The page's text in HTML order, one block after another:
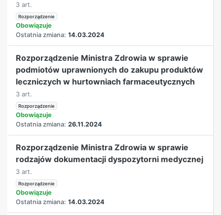
3 art.
Rozporządzenie
Obowiązuje
Ostatnia zmiana: 14.03.2024
Rozporządzenie Ministra Zdrowia w sprawie
podmiotów uprawnionych do zakupu produktów
leczniczych w hurtowniach farmaceutycznych
3 art.
Rozporządzenie
Obowiązuje
Ostatnia zmiana: 26.11.2024
Rozporządzenie Ministra Zdrowia w sprawie
rodzajów dokumentacji dyspozytorni medycznej
3 art.
Rozporządzenie
Obowiązuje
Ostatnia zmiana: 14.03.2024